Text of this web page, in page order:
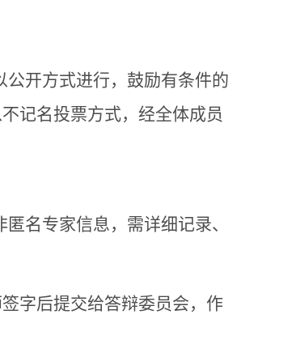
开方式进行，鼓励有条件的
记名投票方式，经全体成员
名专家信息， 需详细记录、
字后提交给答辩委员会，作